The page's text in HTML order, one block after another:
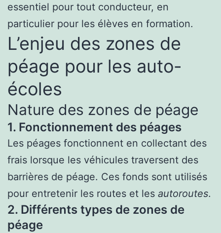
essentiel pour tout conducteur, en
particulier pour les élèves en formation.
L’enjeu des zones de
péage pour les auto-
écoles
Nature des zones de péage
1. Fonctionnement des péages
Les péages fonctionnent en collectant des
frais lorsque les véhicules traversent des
barrières de péage. Ces fonds sont utilisés
pour entretenir les routes et les autoroutes.
2. Différents types de zones de
péage